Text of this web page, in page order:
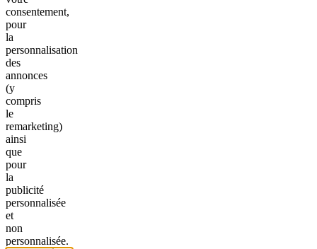
consentement,
pour
la
personnalisation
des
annonces
(y
compris
le
remarketing)
ainsi
que
pour
la
publicité
personnalisée
et
non
personnalisée.